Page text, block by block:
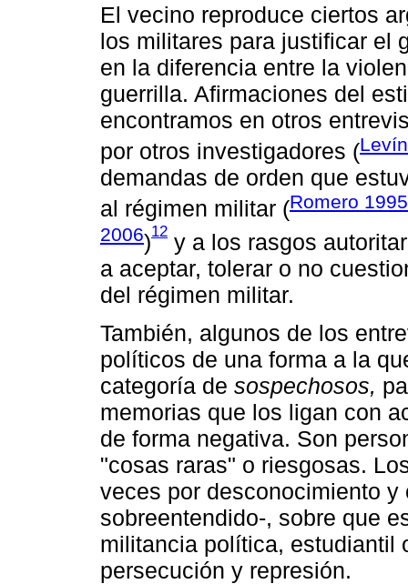
El vecino reproduce ciertos
los militares para justificar el
en la diferencia entre la
guerrilla. Afirmaciones del
encontramos en otros
por otros investigadores (
demandas de orden que
al régimen militar (Romero 1995
2006)12 y a los rasgos
a aceptar, tolerar o no
del régimen militar.
También, algunos de los
políticos de una forma a la
categoría de sospechosos,
memorias que los ligan con
de forma negativa. Son
"cosas raras" o riesgosas.
veces por desconocimiento y
sobreentendido-, sobre que
militancia política, estudiantil
persecución y represión.